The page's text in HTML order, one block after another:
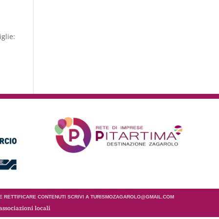
CONTENUTI SCRIVI A TURISMOZAGAROLO@GMAIL.COM
locali